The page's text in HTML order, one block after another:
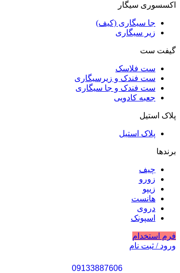
اکسسوری سیگار
جا سیگاری (کیف)
زیر سیگاری
گیفت ست
ست فلاسک
ست فندک و زیرسیگاری
ست فندک و جا سیگاری
جعبه کادویی
پلاک استیل
پلاک استیل
برندها
چیف
زورو
زیپو
هانست
دروی
اسپونک
فرم استخدام
ورود / ثبت نام
09133887606